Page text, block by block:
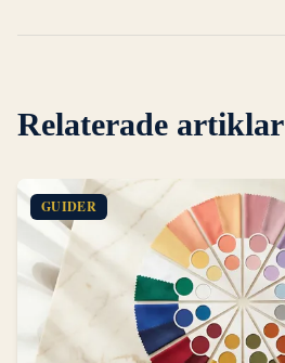
Relaterade artiklar
GUIDER